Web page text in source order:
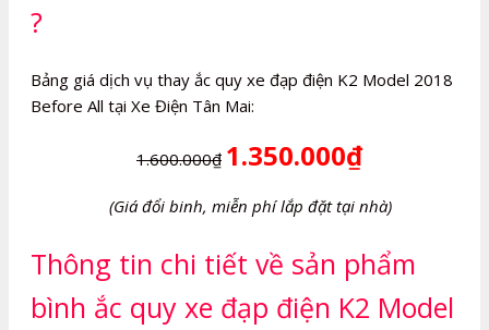
?
Bảng giá dịch vụ thay ắc quy xe đạp điện K2 Model 2018
Before All tại Xe Điện Tân Mai:
1.600.000₫ 1.350.000₫
(Giá đổi binh, miễn phí lắp đặt tại nhà)
Thông tin chi tiết về sản phẩm
bình ắc quy xe đạp điện K2 Model